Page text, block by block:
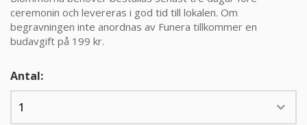
ceremonin och levereras i god tid till lokalen. Om
begravningen inte anordnas av Funera tillkommer en
budavgift på 199 kr.
Antal: